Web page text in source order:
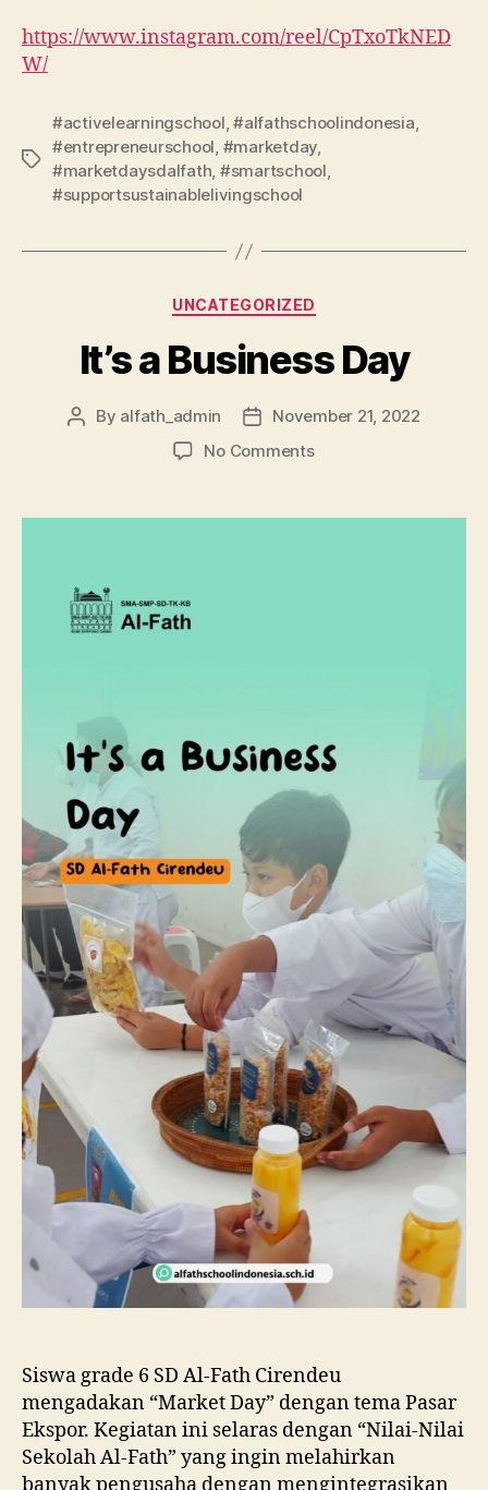
https://www.instagram.com/reel/CpTxoTkNED
W/
#activelearningschool,#alfathschoolindonesia,
#entrepreneurschool, #marketday,
#marketdaysdalfath, #smartschool,
#supportsustainablelivingschool
UNCATEGORIZED
It’s a Business Day
By alfath_admin
November 21, 2022
No Comments
Siswa grade 6 SD Al-Fath Cirendeu
mengadakan “Market Day” dengan tema Pasar
Ekspor. Kegiatan ini selaras dengan “Nilai-Nilai
Sekolah Al-Fath” yang ingin melahirkan